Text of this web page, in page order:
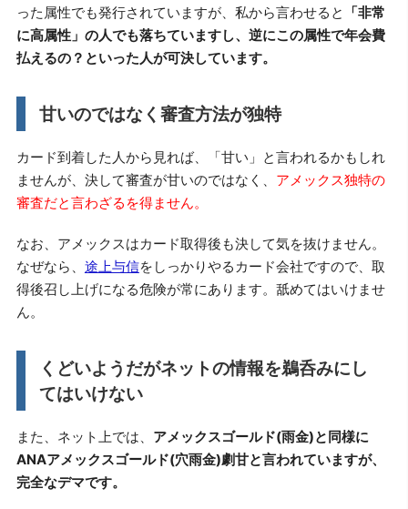
った属性でも発行されていますが、私から言わせると
「非常
に高属性」の人でも落ちていますし、逆にこの属性で年会費
払えるの？といった人が可決しています。
甘いのではなく審査方法が独特
カード到着した人から見れば、「甘い」と言われるかもしれ
ませんが、決して審査が甘いのではなく、 アメックス独特の
審査だと言わざるを得ません。
なお、アメックスはカード取得後も決して気を抜けません。
なぜなら、 途上与信をしっかりやるカード会社ですので、取
得後召し上げになる危険が常にあります。舐めてはいけませ
ん。
くどいようだがネットの情報を鵜呑みにし
てはいけない
また、ネット上では、 アメックスゴールド(雨金)と同様に
ANAアメックスゴールド(穴雨金)劇甘と言われていますが、
完全なデマです。